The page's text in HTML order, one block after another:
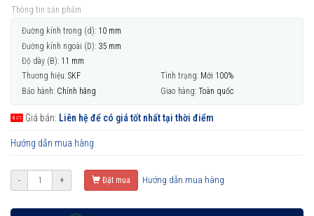
Thông tin sản phẩm
Đường kính trong (d): 10 mm
Đường kính ngoài (D): 35 mm
Độ dày (B): 11 mm
Thương hiệu: SKF Tình trạng: Mới 100%
Bảo hành: Chính hãng Giao hàng: Toàn quốc
Giá bán: Liên hệ để có giá tốt nhất tại thời điểm
Hướng dẫn mua hàng
- + Đặt mua Hướng dẫn mua hàng